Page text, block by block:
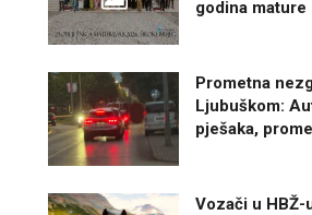
godina mature
Prometna
Ljubuškom:
pješaka,
Vozači u HBŽ-